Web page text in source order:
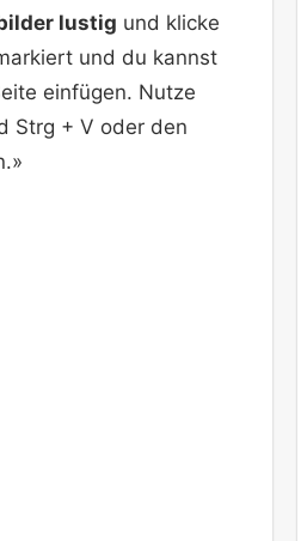
lustig und klicke
und du kannst
einfügen. Nutze
Strg + V oder den